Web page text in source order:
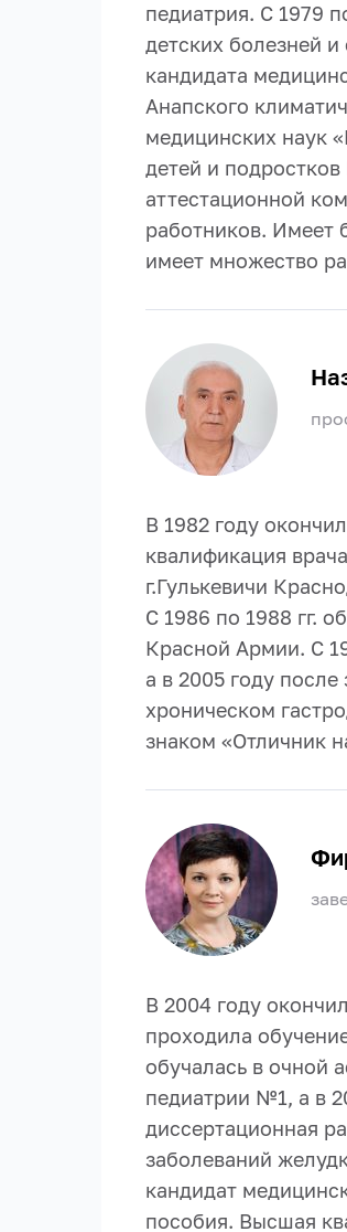
педиатрия. С 1979
детских болезней
кандидата
Анапского
медицинских наук
детей и
аттестационной
работников. Имеет
имеет множество
В 1982 году
квалификация
г.Гулькевичи
С 1986 по 1988 гг.
Красной Армии. С
а в 2005 году
хроническом
знаком «Отличник
В 2004 году
проходила
обучалась в очной
педиатрии №1, а в
диссертационная
заболеваний
кандидат
пособия. Высшая